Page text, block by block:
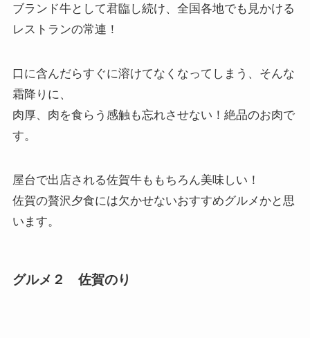
ブランド牛として君臨し続け、全国各地でも見かける
レストランの常連！
口に含んだらすぐに溶けてなくなってしまう、そんな
霜降りに、
肉厚、肉を食らう感触も忘れさせない！絶品のお肉で
す。
屋台で出店される佐賀牛ももちろん美味しい！
佐賀の贅沢夕食には欠かせないおすすめグルメかと思
います。
グルメ２ 佐賀のり